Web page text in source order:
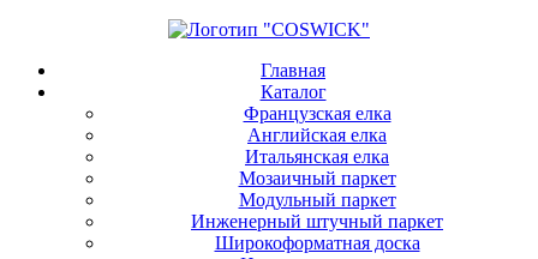
Главная
Каталог
Французская елка
Английская елка
Итальянская елка
Мозаичный паркет
Модульный паркет
Инженерный штучный паркет
Широкоформатная доска